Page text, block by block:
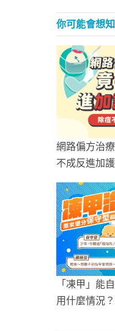
你可能會想
網路偏方治
不成反進加
「凍甲」能
用什麼情況